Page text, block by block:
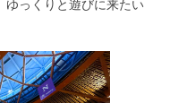
ゆっくりと遊びに来たい